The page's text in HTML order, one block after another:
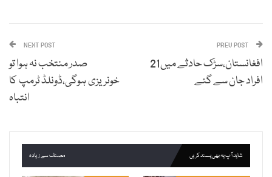
افغانستان،سڑک حادثے میں21
افراد جان سے گئے
NEXT POST
صدر منتخب نہ ہوا تو
خونریزی ہوگی،ڈونلڈ ٹرمپ کا
انتباہ
شاید آپ یہ بھی پسند کریں مصنف سے زیادہ